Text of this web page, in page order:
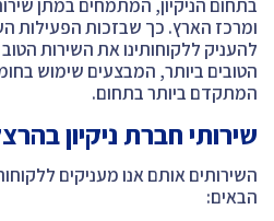
בתחום הניקיון, המתמחים במתן
ומרכז הארץ. כך שבזכות הפעילות
להעניק ללקוחותינו את השירות
הטובים ביותר, המבצעים שימוש
המתקדם ביותר בתחום.
שירותי חברת ניקיון
השירותים אותם אנו מעניקים
הבאים: